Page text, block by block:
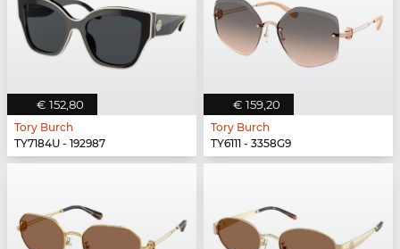
€ 152,80
Tory Burch
TY7184U - 192987
€ 159,20
Tory Burch
TY6111 - 3358G9